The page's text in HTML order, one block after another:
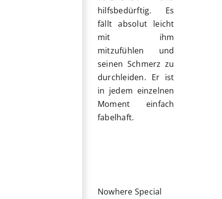
hilfsbedürftig. Es
fällt absolut leicht
mit ihm
mitzufühlen und
seinen Schmerz zu
durchleiden. Er ist
in jedem einzelnen
Moment einfach
fabelhaft.
Nowhere Special